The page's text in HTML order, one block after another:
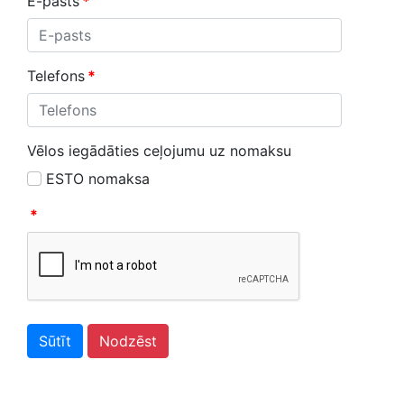
Telefons *
Vēlos iegādāties ceļojumu uz nomaksu
ESTO nomaksa
*
Sūtīt Nodzēst